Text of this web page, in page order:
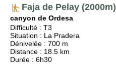
Faja de Pelay (2000m)
canyon de Ordesa
Difficulté : T3
Situation : La Pradera
Dénivelée : 700 m
Distance : 18.5 km
Durée : 6h30